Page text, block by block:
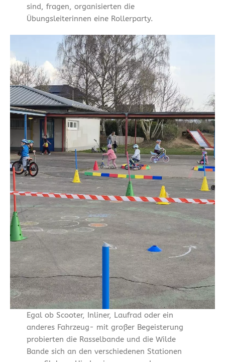
sind, fragen, organisierten die
Übungsleiterinnen eine Rollerparty.
Egal ob Scooter, Inliner, Laufrad oder ein
anderes Fahrzeug- mit großer Begeisterung
probierten die Rasselbande und die Wilde
Bande sich an den verschiedenen Stationen